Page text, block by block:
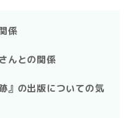
係
んとの関係
』の出版についての気